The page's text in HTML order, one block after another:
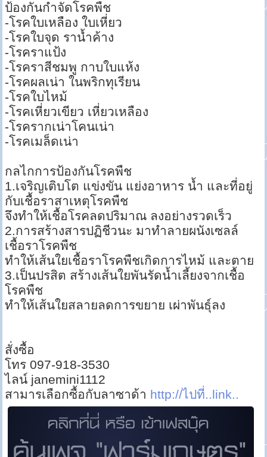
ป้องกันกำจัดโรคพืช
-โรคใบเหลือง ใบเหี่ยว
-โรคใบจุด ราน้ำค้าง
-โรคราแป้ง
-โรคราสีชมพู กาบใบแห้ง
-โรคผลเน่า ในพริกทุเรียน
-โรคใบไหม้
-โรคเหี่ยวเขียว เหี่ยวเหลือง
-โรครากเน่าโคนเน่า
-โรคเมล็ดเน่า
กลไกการป้องกันโรคพืช
1.เจริญเติบโต แข่งขัน แย่งอาหาร น้ำ และที่อยู่
กับเชื้อราสาเหตุโรคพืช
จึงทำให้เชื้อโรคลดปริมาณ ลงอย่างรวดเร็ว
2.การสร้างสารปฏิชีวนะ มาทำลายผนังเซลล์
เชื้อราโรคพืช
ทำให้เส้นใยเชื้อราโรคพืชเกิดการไหม้ และตาย
3.เป็นปรสิต สร้างเส้นใยพันรัดน้ำเลี้ยงจากเชื้อ
โรคพืช
ทำให้เส้นใยสลายลดการขยาย เผ่าพันธุ์ลง
สั่งซื้อ
โทร 097-918-3530
ไลน์ janemini1112
สามารเลือกซื้อกับลาซาด้า http://ไปที่..link..